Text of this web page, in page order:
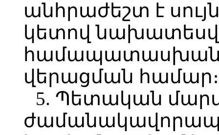
անհրաժեշտ է
կետով
համապատասխան
վերացման համար։
5. Պետական